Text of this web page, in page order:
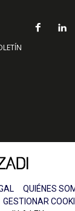
QUIÉNES
GESTIONAR